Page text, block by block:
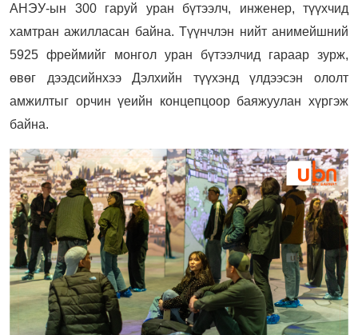
АНЭУ-ын 300 гаруй уран бүтээлч, инженер, түүхчид
хамтран ажилласан байна. Түүнчлэн нийт анимейшний
5925 фреймийг монгол уран бүтээлчид гараар зурж,
өвөг дээдсийнхээ Дэлхийн түүхэнд үлдээсэн ололт
амжилтыг орчин үеийн концепцоор баяжуулан хүргэж
байна.